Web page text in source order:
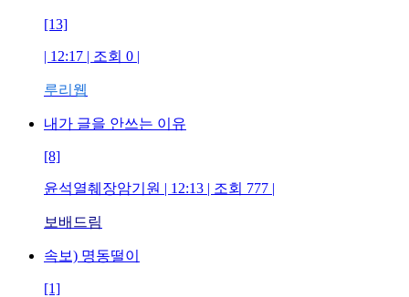
[13]
| 12:17 | 조회 0 |
루리웹
내가 글을 안쓰는 이유
[8]
윤석열췌장암기원 | 12:13 | 조회 777 |
보배드림
속보) 명동떨이
[1]